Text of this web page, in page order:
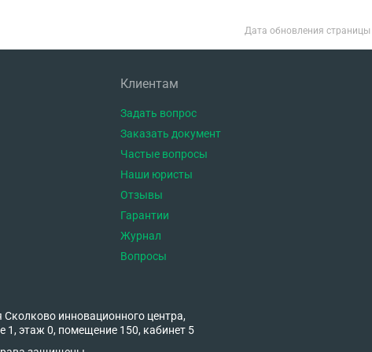
Дата обновления страницы
Клиентам
Задать вопрос
Заказать документ
Частые вопросы
Наши юристы
Отзывы
Гарантии
Журнал
Вопросы
инновационного центра,
1, этаж 0, помещение 150, кабинет 5